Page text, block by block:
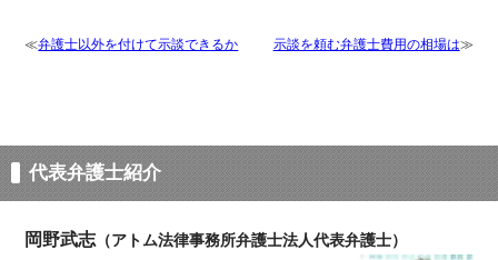
弁護士以外を付けて示談できるか 示談を頼む弁護士費用の相場は
代表弁護士紹介
岡野武志 （アトム法律事務所弁護士法人代表弁護士）